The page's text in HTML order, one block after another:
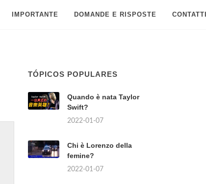
IMPORTANTE DOMANDE E RISPOSTE
TÓPICOS POPULARES
Quando è nata Taylor
Swift?
2022-01-07
Chi è Lorenzo della
femine?
2022-01-07